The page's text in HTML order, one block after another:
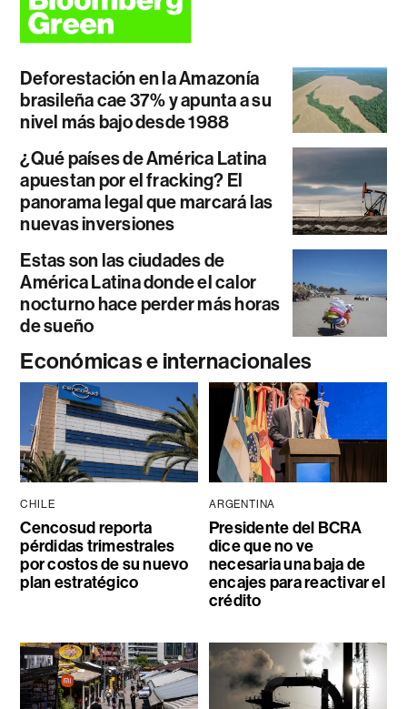
Deforestación en la Amazonía
brasileña cae 37% y apunta a su
nivel más bajo desde 1988
¿Qué países de América Latina
apuestan por el fracking? El
panorama legal que marcará las
nuevas inversiones
Estas son las ciudades de
América Latina donde el calor
nocturno hace perder más horas
de sueño
Económicas e internacionales
CHILE
Cencosud reporta
pérdidas trimestrales
por costos de su nuevo
plan estratégico
ARGENTINA
Presidente del BCRA
dice que no ve
necesaria una baja de
encajes para reactivar el
crédito